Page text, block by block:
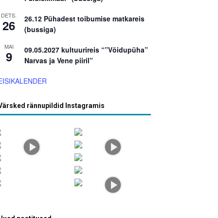
DETS.
26
26.12 Pühadest toibumise matkareis
(bussiga)
MAI
9
09.05.2027 kultuurireis “”Võidupüha”
Narvas ja Vene piiril”
rännupildid Instagramis